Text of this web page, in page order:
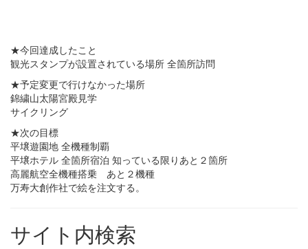
★今回達成したこと
観光スタンプが設置されている場所 全箇所訪問
★予定変更で行けなかった場所
錦繍山太陽宮殿見学
サイクリング
★次の目標
平壌遊園地 全機種制覇
平壌ホテル 全箇所宿泊 知っている限りあと２箇所
高麗航空全機種搭乗 あと２機種
万寿大創作社で絵を注文する。
サイト内検索